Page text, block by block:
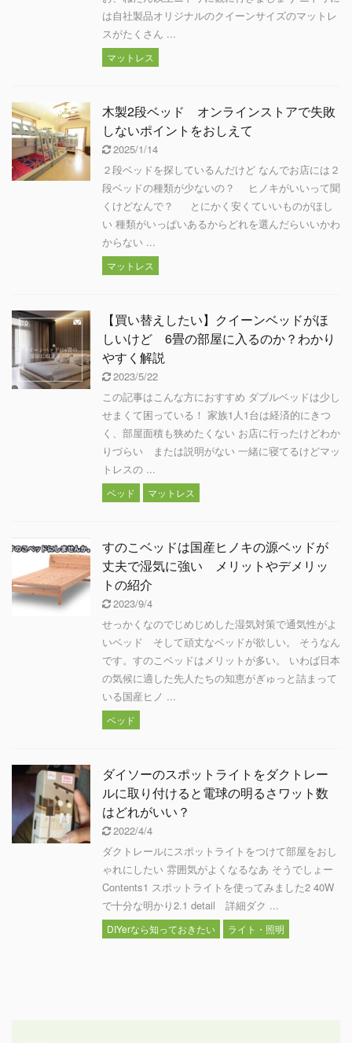
は自社製品オリジナルのクイーンサイズのマットレ
スがたくさん ...
マットレス
木製2段ベッド オンラインストアで失敗
しないポイントをおしえて
2025/1/14
２段ベッドを探しているんだけど なんでお店には２
段ベッドの種類が少ないの？ ヒノキがいいって聞
くけどなんで？ とにかく安くていいものがほし
い 種類がいっぱいあるからどれを選んだらいいかわ
からない ...
マットレス
【買い替えしたい】クイーンベッドがほ
しいけど 6畳の部屋に入るのか？わかり
やすく解説
2023/5/22
この記事はこんな方におすすめ ダブルベッドは少し
せまくて困っている！ 家族1人1台は経済的にきつ
く、部屋面積も狭めたくない お店に行ったけどわか
りづらい または説明がない 一緒に寝てるけどマッ
トレスの ...
ベッド マットレス
すのこベッドは国産ヒノキの源ベッドが
丈夫で湿気に強い メリットやデメリッ
トの紹介
2023/9/4
せっかくなのでじめじめした湿気対策で通気性がよ
いベッド そして頑丈なベッドが欲しい。 そうなん
です。すのこベッドはメリットが多い。 いわば日本
の気候に適した先人たちの知恵がぎゅっと詰まって
いる国産ヒノ ...
ベッド
ダイソーのスポットライトをダクトレー
ルに取り付けると電球の明るさワット数
はどれがいい？
2022/4/4
ダクトレールにスポットライトをつけて部屋をおし
ゃれにしたい 雰囲気がよくなるなあ そうでしょー
Contents1 スポットライトを使ってみました2 40W
で十分な明かり2.1 detail 詳細ダク ...
DIYerなら知っておきたい ライト・照明